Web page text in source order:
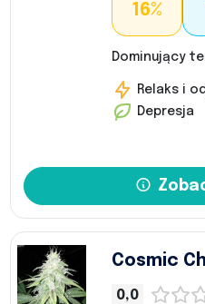
16%
Dominujący
Relaks i
Depresja
Cosmic
0,0